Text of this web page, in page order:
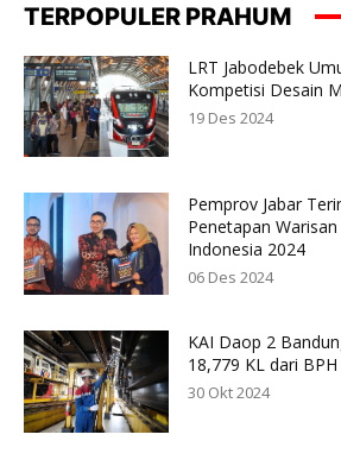
TERPOPULER PRAHUM
LRT Jabodebek
Kompetisi Desain
19 Des 2024
Pemprov Jabar
Penetapan
Indonesia 2024
06 Des 2024
KAI Daop 2
18,779 KL dari
30 Okt 2024